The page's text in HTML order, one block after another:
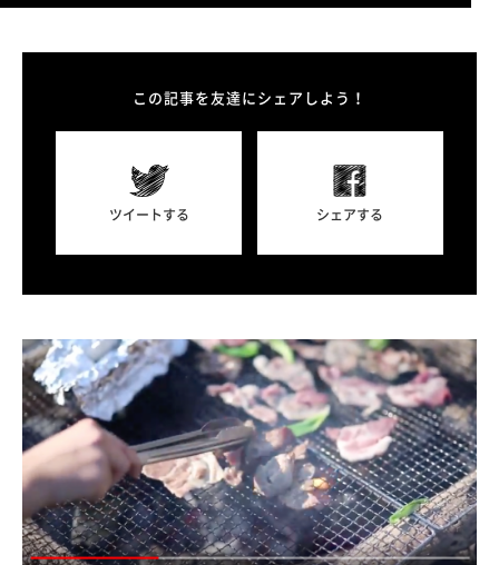
この記事を友達にシェアしよう！
ツイートする シェアする